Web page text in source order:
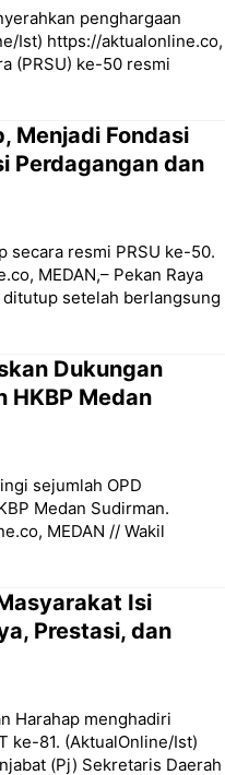
penghargaan
Ist) https://aktualonline.co,
(PRSU) ke-50 resmi
Menjadi Fondasi
Perdagangan dan
secara resmi PRSU ke-50.
MEDAN,– Pekan Raya
setelah berlangsung
Dukungan
HKBP Medan
sejumlah OPD
Medan Sudirman.
MEDAN // Wakil
Isi
Prestasi, dan
Harahap menghadiri
ke-81. (AktualOnline/Ist)
(Pj) Sekretaris Daerah